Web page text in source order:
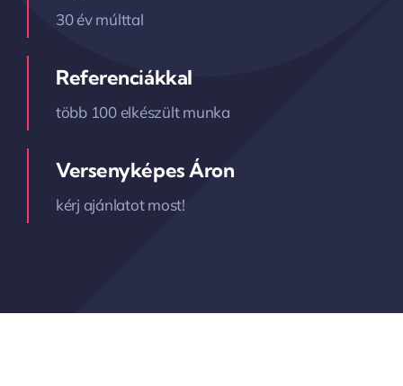
30 év múlttal
Referenciákkal
több 100 elkészült munka
Versenyképes Áron
kérj ajánlatot most!